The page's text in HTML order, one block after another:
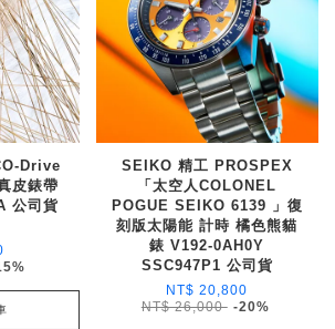
Drive
皮錶帶
公司貨
SEIKO 精工 PROSPEX
「太空人COLONEL
POGUE SEIKO 6139 」復
刻版太陽能 計時 橘色熊貓
錶 V192-0AH0Y
SSC947P1 公司貨
NT$ 20,800
NT$ 26,000 -20%